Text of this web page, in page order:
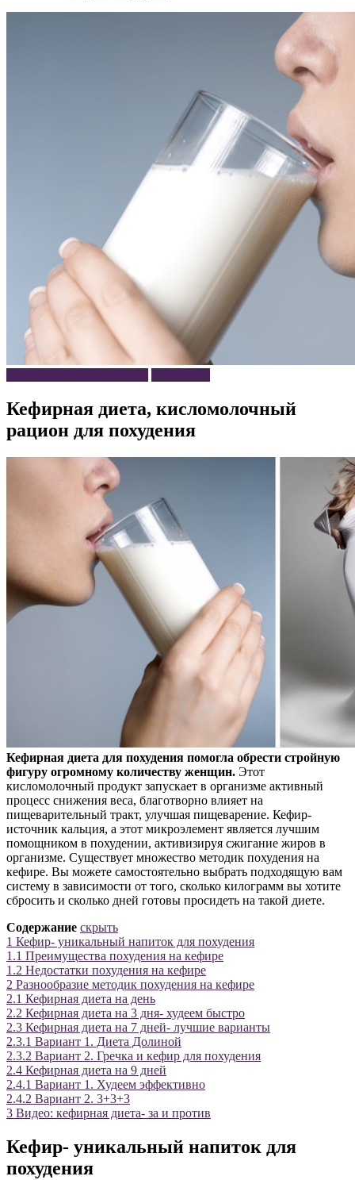
Кефирная диета, кисломолочный
рацион для похудения
Кефирная диета для похудения помогла обрести стройную
фигуру огромному количеству женщин. Этот
кисломолочный продукт запускает в организме активный
процесс снижения веса, благотворно влияет на
пищеварительный тракт, улучшая пищеварение. Кефир-
источник кальция, а этот микроэлемент является лучшим
помощником в похудении, активизируя сжигание жиров в
организме. Существует множество методик похудения на
кефире. Вы можете самостоятельно выбрать подходящую вам
систему в зависимости от того, сколько килограмм вы хотите
сбросить и сколько дней готовы просидеть на такой диете.
Содержание скрыть
1 Кефир- уникальный напиток для похудения
1.1 Преимущества похудения на кефире
1.2 Недостатки похудения на кефире
2 Разнообразие методик похудения на кефире
2.1 Кефирная диета на день
2.2 Кефирная диета на 3 дня- худеем быстро
2.3 Кефирная диета на 7 дней- лучшие варианты
2.3.1 Вариант 1. Диета Долиной
2.3.2 Вариант 2. Гречка и кефир для похудения
2.4 Кефирная диета на 9 дней
2.4.1 Вариант 1. Худеем эффективно
2.4.2 Вариант 2. 3+3+3
3 Видео: кефирная диета- за и против
Кефир- уникальный напиток для
похудения